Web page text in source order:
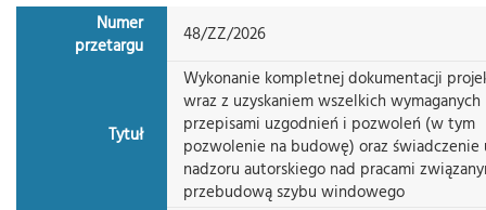
Numer
przetargu
48/ZZ/2026
Tytuł
Wykonanie kompletnej dokumentacji
wraz z uzyskaniem wszelkich wymaganych
przepisami uzgodnień i pozwoleń (w tym
pozwolenie na budowę) oraz świadczenie
nadzoru autorskiego nad pracami
przebudową szybu windowego